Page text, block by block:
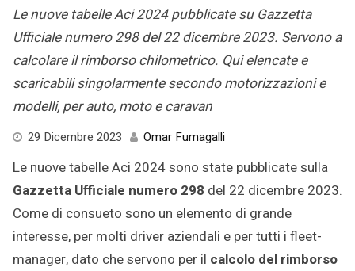
Le nuove tabelle Aci 2024 pubblicate su Gazzetta
Ufficiale numero 298 del 22 dicembre 2023. Servono a
calcolare il rimborso chilometrico. Qui elencate e
scaricabili singolarmente secondo motorizzazioni e
modelli, per auto, moto e caravan
29 Dicembre 2023 24
2025
Omar Fumagalli
Le nuove tabelle Aci 2024 sono state pubblicate sulla
Gazzetta Ufficiale numero 298 del 22 dicembre 2023.
Come di consueto sono un elemento di grande
interesse, per molti driver aziendali e per tutti i fleet-
manager, dato che servono per il calcolo del rimborso